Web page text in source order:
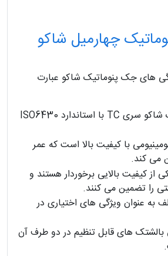
چهارمیل شاکو
های جک پنوماتیک شاکو عبارت
سیلندر پنوماتیک شاکو سری TC با استاندارد ISO6430
با کیفیت بالا است که عمر
می کند.
از کیفیت بالایی برخوردار هستند و
را تضمین می کنند.
به عنوان ویژگی های اختیاری در
بالشتک های قابل تنظیم در دو طرف آن